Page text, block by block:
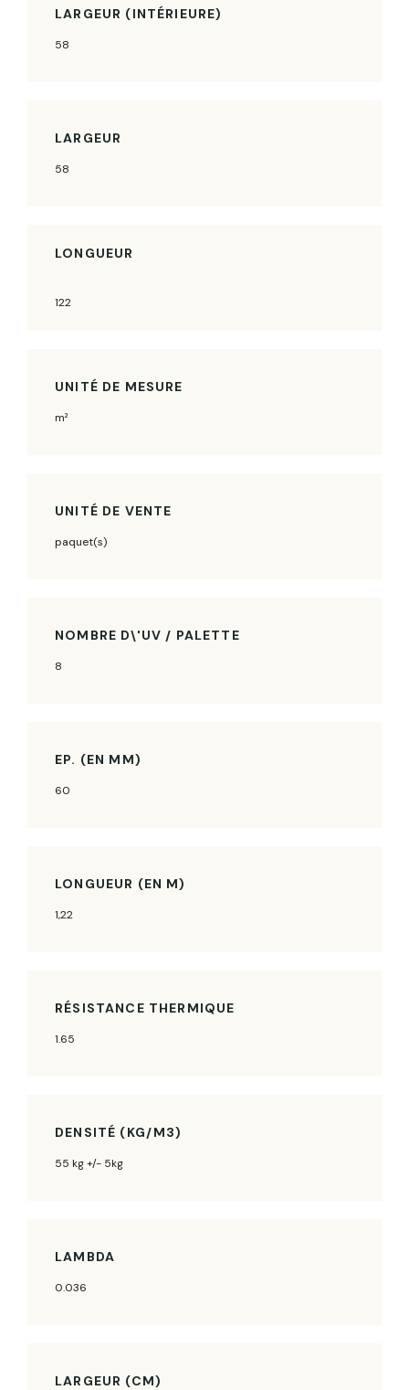
LARGEUR (INTÉRIEURE)
58
LARGEUR
58
LONGUEUR
122
UNITÉ DE MESURE
m²
UNITÉ DE VENTE
paquet(s)
NOMBRE D\'UV / PALETTE
8
EP. (EN MM)
60
LONGUEUR (EN M)
1,22
RÉSISTANCE THERMIQUE
1.65
DENSITÉ (KG/M3)
55 kg +/- 5kg
LAMBDA
0.036
LARGEUR (CM)